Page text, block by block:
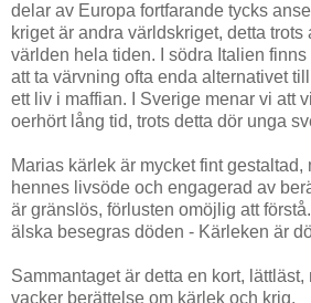
delar av Europa fortfarande tycks
kriget är andra världskriget, detta trots
världen hela tiden. I södra Italien
att ta värvning ofta enda alternativet
ett liv i maffian. I Sverige menar vi att
oerhört lång tid, trots detta dör unga
Marias kärlek är mycket fint gestaltad,
hennes livsöde och engagerad av
är gränslös, förlusten omöjlig att
älska besegras döden - Kärleken är
Sammantaget är detta en kort, lättläst,
vacker berättelse om kärlek och krig.